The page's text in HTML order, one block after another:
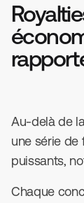
Au-delà de
une série de
puissants,
Chaque